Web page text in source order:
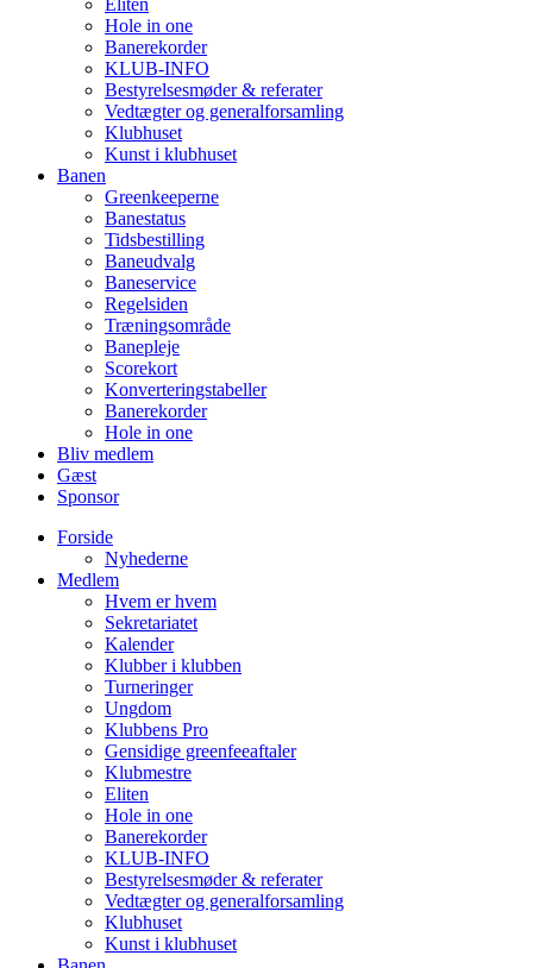
Eliten
Hole in one
Banerekorder
KLUB-INFO
Bestyrelsesmøder & referater
Vedtægter og generalforsamling
Klubhuset
Kunst i klubhuset
Banen
Greenkeeperne
Banestatus
Tidsbestilling
Baneudvalg
Baneservice
Regelsiden
Træningsområde
Banepleje
Scorekort
Konverteringstabeller
Banerekorder
Hole in one
Bliv medlem
Gæst
Sponsor
Forside
Nyhederne
Medlem
Hvem er hvem
Sekretariatet
Kalender
Klubber i klubben
Turneringer
Ungdom
Klubbens Pro
Gensidige greenfeeaftaler
Klubmestre
Eliten
Hole in one
Banerekorder
KLUB-INFO
Bestyrelsesmøder & referater
Vedtægter og generalforsamling
Klubhuset
Kunst i klubhuset